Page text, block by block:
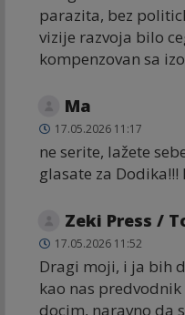
parazita, bez
vizije razvoja bilo
kompenzovan sa
Ma
17.05.2026 11:17
ne serite, lažete
glasate za Dodika!!!
Zeki Press /
17.05.2026 11:52
Dragi moji, i ja bih
kao nas
docim, naravno da